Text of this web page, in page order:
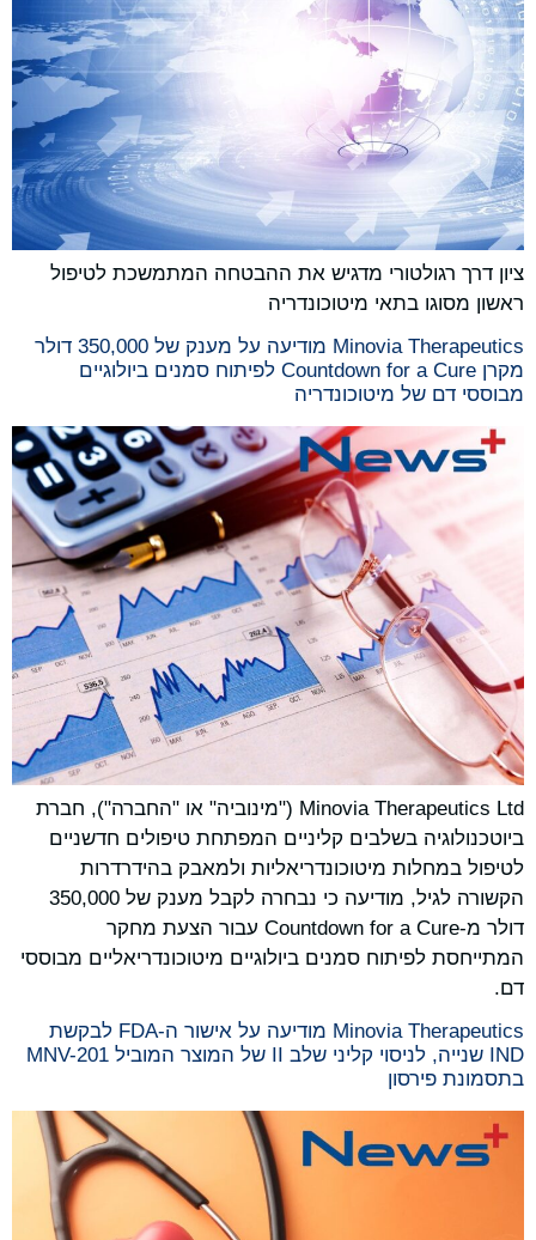
ציון דרך רגולטורי מדגיש את ההבטחה המתמשכת לטיפול
ראשון מסוגו בתאי מיטוכונדריה
Minovia Therapeutics מודיעה על מענק של 350,000 דולר
מקרן Countdown for a Cure לפיתוח סמנים ביולוגיים
מבוססי דם של מיטוכונדריה
Minovia Therapeutics Ltd ("מינוביה" או "החברה"), חברת
ביוטכנולוגיה בשלבים קליניים המפתחת טיפולים חדשניים
לטיפול במחלות מיטוכונדריאליות ולמאבק בהידרדרות
הקשורה לגיל, מודיעה כי נבחרה לקבל מענק של 350,000
דולר מ-Countdown for a Cure עבור הצעת מחקר
המתייחסת לפיתוח סמנים ביולוגיים מיטוכונדריאליים מבוססי
דם.
Minovia Therapeutics מודיעה על אישור ה-FDA לבקשת
IND שנייה, לניסוי קליני שלב II של המוצר המוביל MNV-201
בתסמונת פירסון